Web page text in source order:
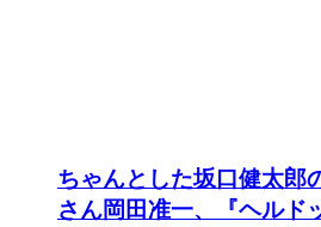
ちゃんとした坂口健太郎
さん岡田准一、『ヘルド